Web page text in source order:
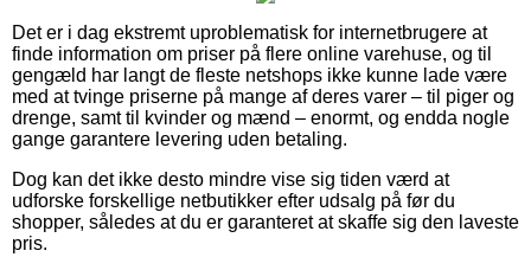
Det er i dag ekstremt uproblematisk for internetbrugere at
finde information om priser på flere online varehuse, og til
gengæld har langt de fleste netshops ikke kunne lade være
med at tvinge priserne på mange af deres varer – til piger og
drenge, samt til kvinder og mænd – enormt, og endda nogle
gange garantere levering uden betaling.
Dog kan det ikke desto mindre vise sig tiden værd at
udforske forskellige netbutikker efter udsalg på før du
shopper, således at du er garanteret at skaffe sig den laveste
pris.